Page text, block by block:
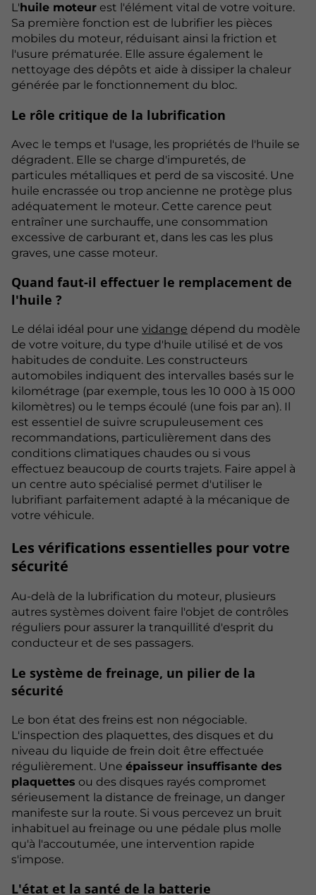
L' huile moteur est l'élément vital de votre voiture.
Sa première fonction est de lubrifier les pièces
mobiles du moteur, réduisant ainsi la friction et
l'usure prématurée. Elle assure également le
nettoyage des dépôts et aide à dissiper la chaleur
générée par le fonctionnement du bloc.
Le rôle critique de la lubrification
Avec le temps et l'usage, les propriétés de l'huile se
dégradent. Elle se charge d'impuretés, de
particules métalliques et perd de sa viscosité. Une
huile encrassée ou trop ancienne ne protège plus
adéquatement le moteur. Cette carence peut
entraîner une surchauffe, une consommation
excessive de carburant et, dans les cas les plus
graves, une casse moteur.
Quand faut-il effectuer le remplacement de
l'huile ?
Le délai idéal pour une vidange dépend du modèle
de votre voiture, du type d'huile utilisé et de vos
habitudes de conduite. Les constructeurs
automobiles indiquent des intervalles basés sur le
kilométrage (par exemple, tous les 10 000 à 15 000
kilomètres) ou le temps écoulé (une fois par an). Il
est essentiel de suivre scrupuleusement ces
recommandations, particulièrement dans des
conditions climatiques chaudes ou si vous
effectuez beaucoup de courts trajets. Faire appel à
un centre auto spécialisé permet d'utiliser le
lubrifiant parfaitement adapté à la mécanique de
votre véhicule.
Les vérifications essentielles pour votre
sécurité
Au-delà de la lubrification du moteur, plusieurs
autres systèmes doivent faire l'objet de contrôles
réguliers pour assurer la tranquillité d'esprit du
conducteur et de ses passagers.
Le système de freinage, un pilier de la
sécurité
Le bon état des freins est non négociable.
L'inspection des plaquettes, des disques et du
niveau du liquide de frein doit être effectuée
régulièrement. Une épaisseur insuffisante des
plaquettes ou des disques rayés compromet
sérieusement la distance de freinage, un danger
manifeste sur la route. Si vous percevez un bruit
inhabituel au freinage ou une pédale plus molle
qu'à l'accoutumée, une intervention rapide
s'impose.
L'état et la santé de la batterie